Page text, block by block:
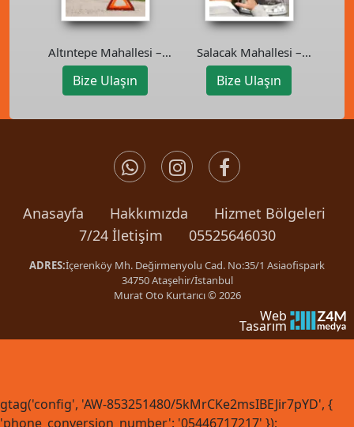
Altıntepe Mahallesi –
Maltepe Oto Kurtarıcı
Bize Ulaşın
Salacak Mahallesi –
Üsküdar Oto Kurtarıcı
Bize Ulaşın
Anasayfa Hakkımızda
Hizmet Bölgeleri
7/24 İletişim
05525646030
ADRES:İçerenköy Mh. Değirmenyolu Cad. No:35/1 Asiaofispark
34750 Ataşehir/İstanbul
Murat Oto Kurtarıcı © 2026
Web
Tasarım
gtag('config', 'AW-853251480/5kMrCKe2msIBEJir7pYD', {
'phone_conversion_number': '05446717217' });